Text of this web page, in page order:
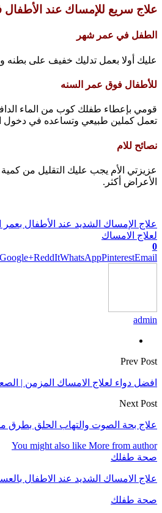
علاج سريع للإمساك عند الأطفال
الطفل في عمر شهر
عليك أولا بعمل تدليك خفيف على بطنه
للأطفال فوق عمر السنه
قومي بإعطاء طفلك كوب من الماء
تعمل كملين طبيعي وتساعده في دخول
نصائح للام
عزيزتي الأم يجب عليك التقليل من
الأعراض أكثر.
علاج الإمساك الشديد عند الأطفال بعمر
لعلاج الامساك
0
Google+ReddItWhatsAppPinterestEmail
admin
Prev Post
افضل دواء لعلاج الامساك المزمن |
Next Post
علاج بحة الصوت والتهاب الحلق بطرق
You might also like More from author
صحة طفلك
علاج الامساك الشديد عند الاطفال
صحة طفلك